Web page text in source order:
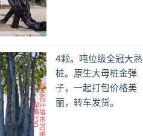
4颗。吨位级全冠大熟
桩。原生大母桩金弹
子，一起打包价格美
丽，转车发货。